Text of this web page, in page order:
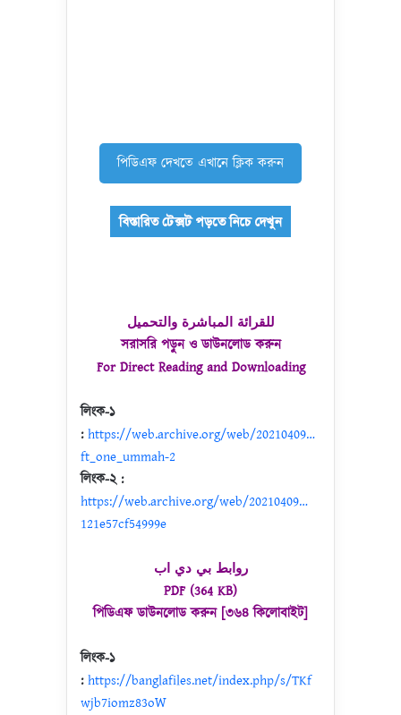
পিডিএফ দেখতে এখানে ক্লিক করুন
للقرائة المباشرة والتحميل
সরাসরি পড়ুন ও ডাউনলোড করুন
For Direct Reading and Downloading
লিংক-১
:https://web.archive.org/web/20210409…
ft_one_ummah-2
লিংক-২ :
https://web.archive.org/web/20210409…
121e57cf54999e
روابط بي دي اب
PDF (364 KB)
পিডিএফ ডাউনলোড করুন [৩৬৪ কিলোবাইট]
লিংক-১
:https://banglafiles.net/index.php/s/TKf
wjb7iomz83oW